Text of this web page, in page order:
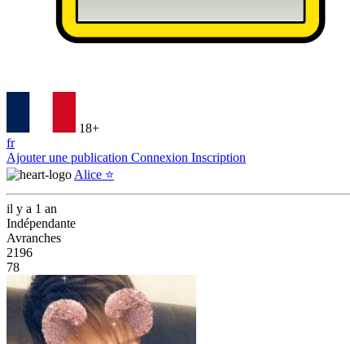
18+
fr
Ajouter une publication Connexion Inscription
Alice ⭐️
il y a 1 an
Indépendante
Avranches
2196
78